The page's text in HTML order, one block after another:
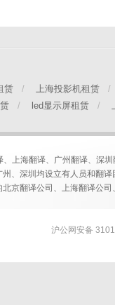
赁 / 上海投影机租赁
/
/ led显示屏租赁 /
、 上海翻译、 广州翻译、 深圳
州、深圳均设立有人员和翻
北京翻译公司 、 上海翻译公司
沪公网安备